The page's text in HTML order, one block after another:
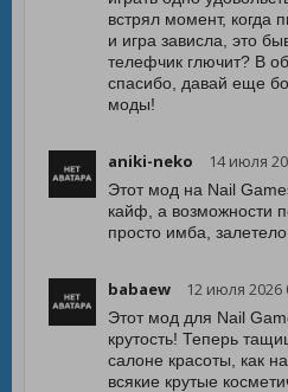
встрял момент, когда
и игра зависла, это
телефчик глючит? В
спасибо, давай еще
моды!
aniki-neko 14 июля
Этот мод на Nail
кайф, а возможности
просто имба,
babaew 12 июля 2026
Этот мод для Nail
крутость! Теперь
салоне красоты, как
всякие крутые